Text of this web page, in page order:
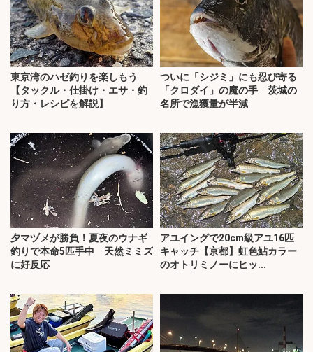
東京湾のハゼ釣りを楽しもう
【タックル・仕掛け・エサ・釣
り方・レシピを解説】
ついに「シジミ」にも忍び寄る
「クロダイ」の魔の手 茨城の
名所で漁獲量が半減
夕マヅメが勝負！夏夜のウナギ
釣りで本命5匹手中 天然ミミズ
に好反応
アユイングで20cm級アユ16匹
キャッチ【京都】虹色鮎カラー
のオトリミノーにヒッ...